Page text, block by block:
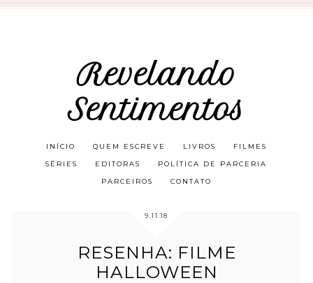
Revelando
Sentimentos
INÍCIO QUEM ESCREVE LIVROS FILMES
SÉRIES EDITORAS POLÍTICA DE PARCERIA
PARCEIROS CONTATO
9.11.18
RESENHA: FILME
HALLOWEEN